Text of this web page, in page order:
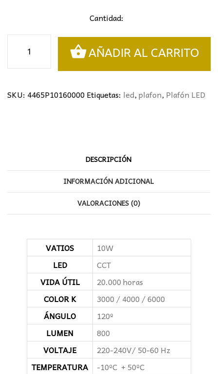
Cantidad:
CCT
Blanco
AÑADIR AL CARRITO
SKU: 4465P10160000Etiquetas: led,plafon, Plafón LED
DESCRIPCIÓN
INFORMACIÓN ADICIONAL
VALORACIONES (0)
VATIOS
10W
LED
CCT
VIDA ÚTIL
20.000 horas
COLOR K
3000 / 4000 / 6000
ÁNGULO
120º
LUMEN
800
VOLTAJE
220-240V/ 50-60 Hz
TEMPERATURA
-10ºC + 50ºC